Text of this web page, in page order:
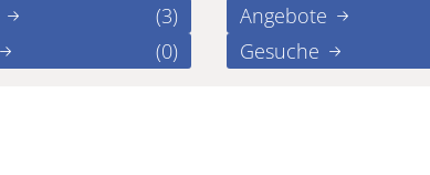
(3)
(0)
Angebote
Gesuche